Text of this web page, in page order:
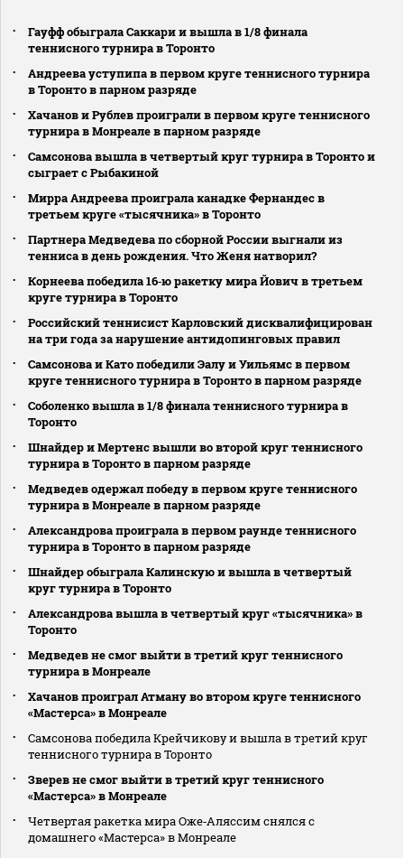
Гауфф обыграла Саккари и вышла в 1/8 финала
теннисного турнира в Торонто
Андреева уступипа в первом круге теннисного турнира
в Торонто в парном разряде
Хачанов и Рублев проиграли в первом круге теннисного
турнира в Монреале в парном разряде
Самсонова вышла в четвертый круг турнира в Торонто и
сыграет с Рыбакиной
Мирра Андреева проиграла канадке Фернандес в
третьем круге «тысячника» в Торонто
Партнера Медведева по сборной России выгнали из
тенниса в день рождения. Что Женя натворил?
Корнеева победила 16‑ю ракетку мира Йович в третьем
круге турнира в Торонто
Российский теннисист Карловский дисквалифицирован
на три года за нарушение антидопинговых правил
Самсонова и Като победили Эалу и Уильямс в первом
круге теннисного турнира в Торонто в парном разряде
Соболенко вышла в 1/8 финала теннисного турнира в
Торонто
Шнайдер и Мертенс вышли во второй круг теннисного
турнира в Торонто в парном разряде
Медведев одержал победу в первом круге теннисного
турнира в Монреале в парном разряде
Александрова проиграла в первом раунде теннисного
турнира в Торонто в парном разряде
Шнайдер обыграла Калинскую и вышла в четвертый
круг турнира в Торонто
Александрова вышла в четвертый круг «тысячника» в
Торонто
Медведев не смог выйти в третий круг теннисного
турнира в Монреале
Хачанов проиграл Атману во втором круге теннисного
«Мастерса» в Монреале
Самсонова победила Крейчикову и вышла в третий круг
теннисного турнира в Торонто
Зверев не смог выйти в третий круг теннисного
«Мастерса» в Монреале
Четвертая ракетка мира Оже‑Аляссим снялся с
домашнего «Мастерса» в Монреале